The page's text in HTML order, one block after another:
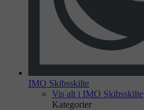
IMO Skibsskilte
Vis alt i IMO Skibsskilte
Kategorier